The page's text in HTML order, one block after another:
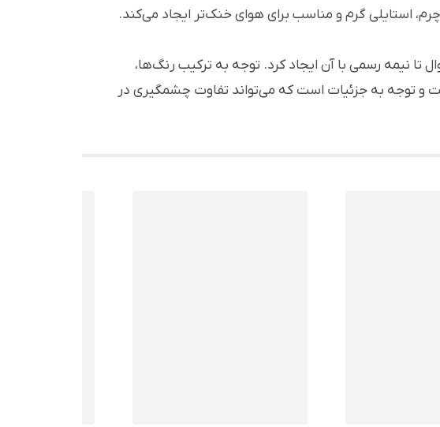
استایلی گرم و مناسب برای هوای خنک‌تر ایجاد می‌کند.
نیمه رسمی با آن ایجاد کرد. توجه به ترکیب رنگ‌ها،
و توجه به جزئیات است که می‌تواند تفاوت چشمگیری در